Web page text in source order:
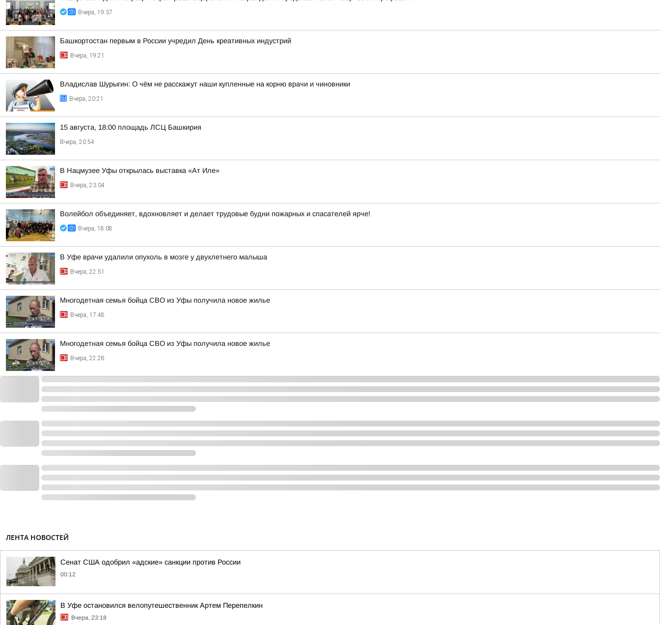
Вчера, 19:37
Башкортостан первым в России учредил День креативных индустрий
Вчера, 19:21
Владислав Шурыгин: О чём не расскажут наши купленные на корню врачи и чиновники
Вчера, 20:21
15 августа, 18:00 площадь ЛСЦ Башкирия
Вчера, 20:54
В Нацмузее Уфы открылась выставка «Ат Иле»
Вчера, 23:04
Волейбол объединяет, вдохновляет и делает трудовые будни пожарных и спасателей ярче!
Вчера, 18:08
В Уфе врачи удалили опухоль в мозге у двухлетнего малыша
Вчера, 22:51
Многодетная семья бойца СВО из Уфы получила новое жилье
Вчера, 17:48
Многодетная семья бойца СВО из Уфы получила новое жилье
Вчера, 22:28
ЛЕНТА НОВОСТЕЙ
Сенат США одобрил «адские» санкции против России
00:12
В Уфе остановился велопутешественник Артем Перепелкин
Вчера, 23:18